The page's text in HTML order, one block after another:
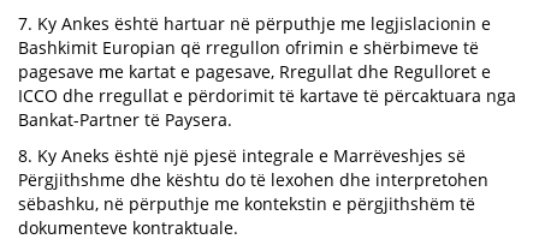
7. Ky Ankes është hartuar në përputhje me legjislacionin e
Bashkimit Europian që rregullon ofrimin e shërbimeve të
pagesave me kartat e pagesave, Rregullat dhe Regulloret e
ICCO dhe rregullat e përdorimit të kartave të përcaktuara nga
Bankat-Partner të Paysera.
8. Ky Aneks është një pjesë integrale e Marrëveshjes së
Përgjithshme dhe kështu do të lexohen dhe interpretohen
sëbashku, në përputhje me kontekstin e përgjithshëm të
dokumenteve kontraktuale.